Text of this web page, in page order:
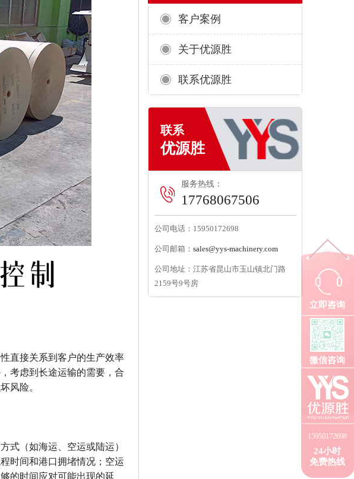
直接关系到客户的生产效率
考虑到长途运输的需要，合
风险。
式（如海运、空运或陆运）
时间和港口拥堵情况；空运
的时间应对可能出现的延
客户案例
关于优源胜
联系优源胜
服务热线：
17768067506
公司电话：15950172698
公司邮箱： sales@yys-machinery.com
公司地址：江苏省昆山市玉山镇北门路
2159号9号房
立即咨询
微信咨询
15950172698
24小时
免费热线